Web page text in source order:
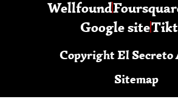
Wellfound
Google site
Copyright El Secreto
Sitemap